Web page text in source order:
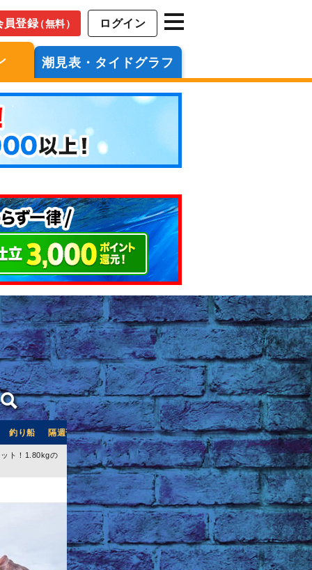
員登録（無料） ログイン
潮見表・タイドグラフ
釣り船 隔週刊つり情報 釣り船予約サイト「釣割」
ト！1.80kgの